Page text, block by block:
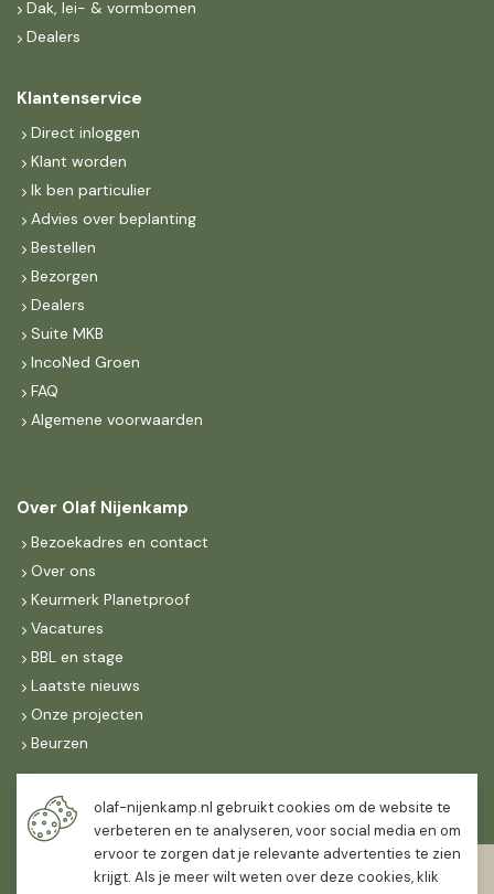
Dak, lei- & vormbomen
Dealers
Klantenservice
Direct inloggen
Klant worden
Ik ben particulier
Advies over beplanting
Bestellen
Bezorgen
Dealers
Suite MKB
IncoNed Groen
FAQ
Algemene voorwaarden
Over Olaf Nijenkamp
Bezoekadres en contact
Over ons
Keurmerk Planetproof
Vacatures
BBL en stage
Laatste nieuws
Onze projecten
Beurzen
Maandag t/m vrijdag
07:30-
16:30
olaf-nijenkamp.nl gebruikt cookies om de website te
verbeteren en te analyseren, voor social media en om
ervoor te zorgen dat je relevante advertenties te zien
krijgt. Als je meer wilt weten over deze cookies, klik